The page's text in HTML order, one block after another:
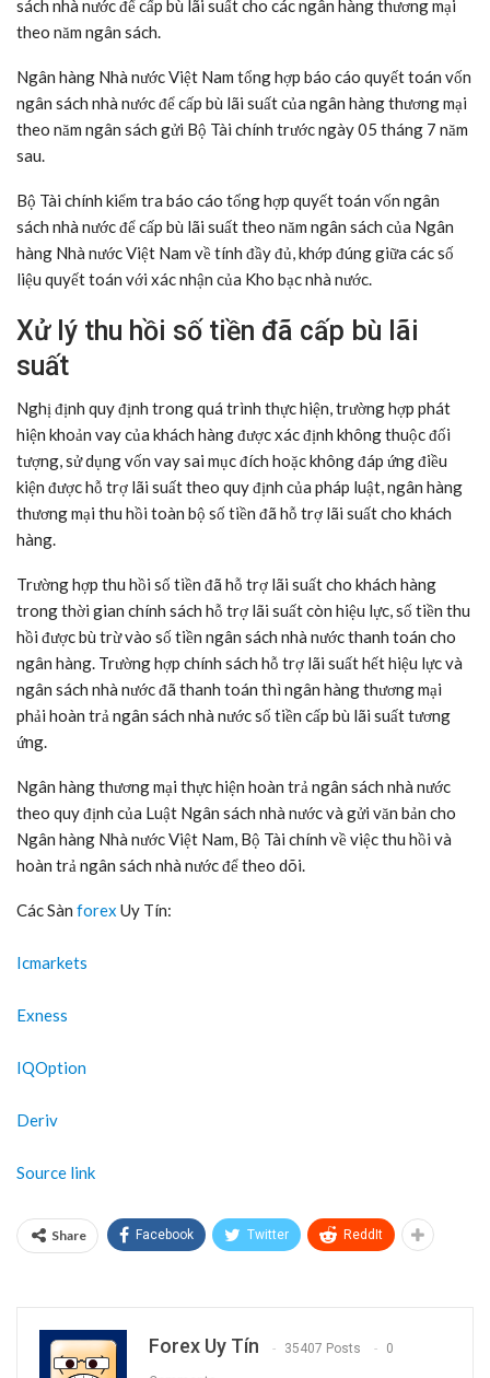
sách nhà nước để cấp bù lãi suất cho các ngân hàng thương mại
theo năm ngân sách.
Ngân hàng Nhà nước Việt Nam tổng hợp báo cáo quyết toán vốn
ngân sách nhà nước để cấp bù lãi suất của ngân hàng thương mại
theo năm ngân sách gửi Bộ Tài chính trước ngày 05 tháng 7 năm
sau.
Bộ Tài chính kiểm tra báo cáo tổng hợp quyết toán vốn ngân
sách nhà nước để cấp bù lãi suất theo năm ngân sách của Ngân
hàng Nhà nước Việt Nam về tính đầy đủ, khớp đúng giữa các số
liệu quyết toán với xác nhận của Kho bạc nhà nước.
Xử lý thu hồi số tiền đã cấp bù lãi
suất
Nghị định quy định trong quá trình thực hiện, trường hợp phát
hiện khoản vay của khách hàng được xác định không thuộc đối
tượng, sử dụng vốn vay sai mục đích hoặc không đáp ứng điều
kiện được hỗ trợ lãi suất theo quy định của pháp luật, ngân hàng
thương mại thu hồi toàn bộ số tiền đã hỗ trợ lãi suất cho khách
hàng.
Trường hợp thu hồi số tiền đã hỗ trợ lãi suất cho khách hàng
trong thời gian chính sách hỗ trợ lãi suất còn hiệu lực, số tiền thu
hồi được bù trừ vào số tiền ngân sách nhà nước thanh toán cho
ngân hàng. Trường hợp chính sách hỗ trợ lãi suất hết hiệu lực và
ngân sách nhà nước đã thanh toán thì ngân hàng thương mại
phải hoàn trả ngân sách nhà nước số tiền cấp bù lãi suất tương
ứng.
Ngân hàng thương mại thực hiện hoàn trả ngân sách nhà nước
theo quy định của Luật Ngân sách nhà nước và gửi văn bản cho
Ngân hàng Nhà nước Việt Nam, Bộ Tài chính về việc thu hồi và
hoàn trả ngân sách nhà nước để theo dõi.
Các Sàn forex Uy Tín:
Icmarkets
Exness
IQOption
Deriv
Source link
Share Facebook Twitter ReddIt
Forex Uy Tín 35407 Posts 0